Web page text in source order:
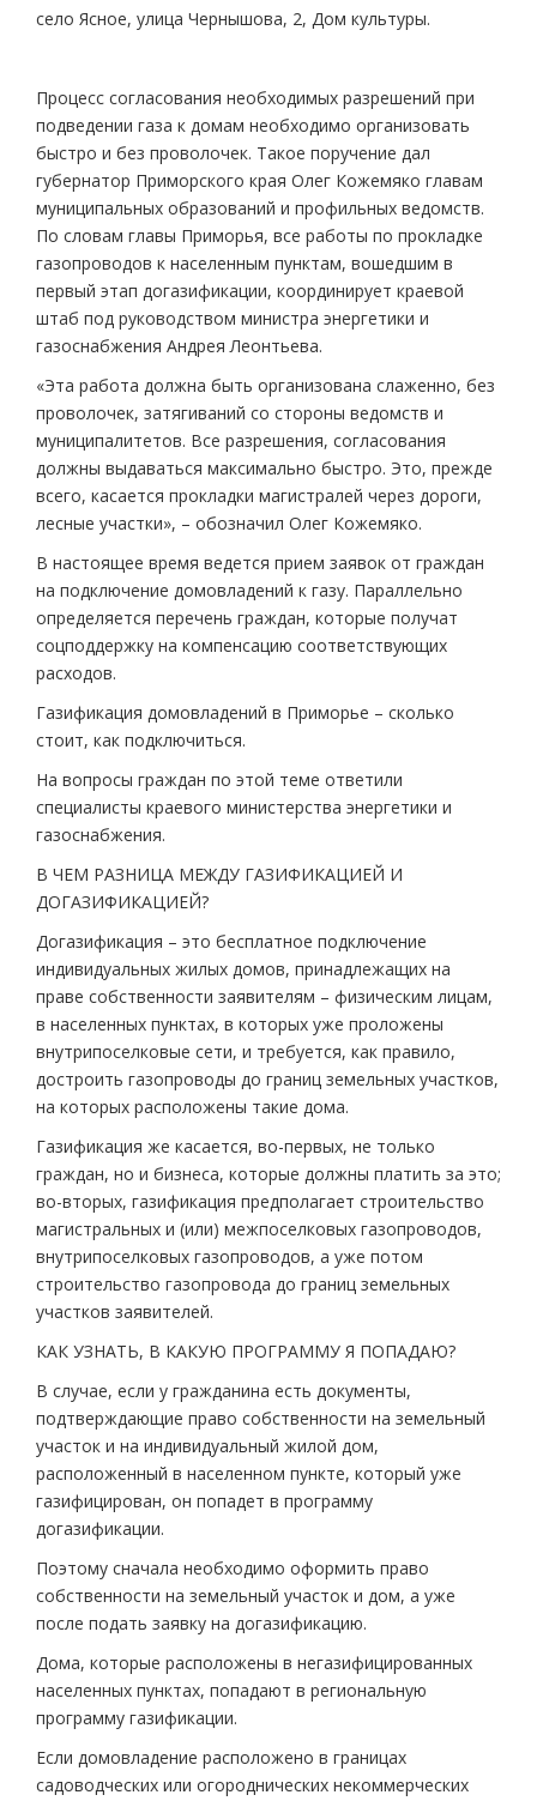
село Ясное, улица Чернышова, 2, Дом культуры.
Процесс согласования необходимых разрешений при
подведении газа к домам необходимо организовать
быстро и без проволочек. Такое поручение дал
губернатор Приморского края Олег Кожемяко главам
муниципальных образований и профильных ведомств.
По словам главы Приморья, все работы по прокладке
газопроводов к населенным пунктам, вошедшим в
первый этап догазификации, координирует краевой
штаб под руководством министра энергетики и
газоснабжения Андрея Леонтьева.
«Эта работа должна быть организована слаженно, без
проволочек, затягиваний со стороны ведомств и
муниципалитетов. Все разрешения, согласования
должны выдаваться максимально быстро. Это, прежде
всего, касается прокладки магистралей через дороги,
лесные участки», – обозначил Олег Кожемяко.
В настоящее время ведется прием заявок от граждан
на подключение домовладений к газу. Параллельно
определяется перечень граждан, которые получат
соцподдержку на компенсацию соответствующих
расходов.
Газификация домовладений в Приморье – сколько
стоит, как подключиться.
На вопросы граждан по этой теме ответили
специалисты краевого министерства энергетики и
газоснабжения.
В ЧЕМ РАЗНИЦА МЕЖДУ ГАЗИФИКАЦИЕЙ И
ДОГАЗИФИКАЦИЕЙ?
Догазификация – это бесплатное подключение
индивидуальных жилых домов, принадлежащих на
праве собственности заявителям – физическим лицам,
в населенных пунктах, в которых уже проложены
внутрипоселковые сети, и требуется, как правило,
достроить газопроводы до границ земельных участков,
на которых расположены такие дома.
Газификация же касается, во-первых, не только
граждан, но и бизнеса, которые должны платить за это;
во-вторых, газификация предполагает строительство
магистральных и (или) межпоселковых газопроводов,
внутрипоселковых газопроводов, а уже потом
строительство газопровода до границ земельных
участков заявителей.
КАК УЗНАТЬ, В КАКУЮ ПРОГРАММУ Я ПОПАДАЮ?
В случае, если у гражданина есть документы,
подтверждающие право собственности на земельный
участок и на индивидуальный жилой дом,
расположенный в населенном пункте, который уже
газифицирован, он попадет в программу
догазификации.
Поэтому сначала необходимо оформить право
собственности на земельный участок и дом, а уже
после подать заявку на догазификацию.
Дома, которые расположены в негазифицированных
населенных пунктах, попадают в региональную
программу газификации.
Если домовладение расположено в границах
садоводческих или огороднических некоммерческих